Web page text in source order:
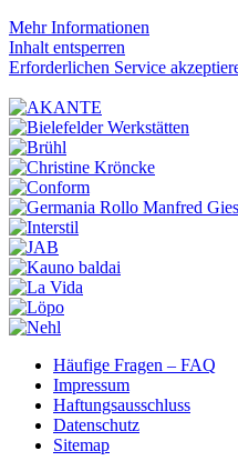
Mehr Informationen
Inhalt entsperren
Erforderlichen Service
Häufige Fragen – FAQ
Impressum
Haftungsausschluss
Datenschutz
Sitemap